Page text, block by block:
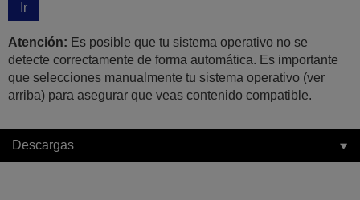
Ir
Atención: Es posible que tu sistema operativo no se
detecte correctamente de forma automática. Es importante
que selecciones manualmente tu sistema operativo (ver
arriba) para asegurar que veas contenido compatible.
Descargas